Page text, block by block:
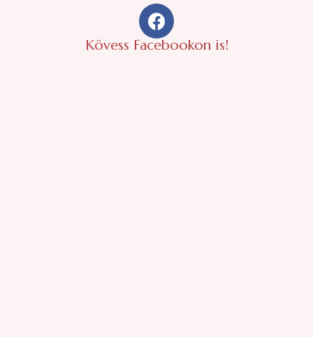
a
c
e
Kövess Facebookon is!